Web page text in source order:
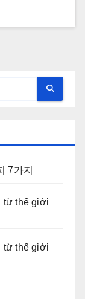
7가지
từ thế giới
từ thế giới